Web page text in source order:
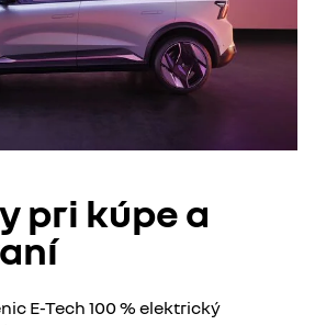
pri kúpe a
E-Tech 100 % elektrický